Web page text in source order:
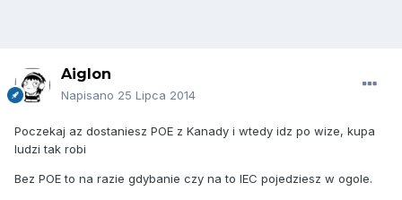
Aiglon
Napisano 25 Lipca 2014
Poczekaj az dostaniesz POE z Kanady i wtedy idz po wize, kupa
ludzi tak robi
Bez POE to na razie gdybanie czy na to IEC pojedziesz w ogole.